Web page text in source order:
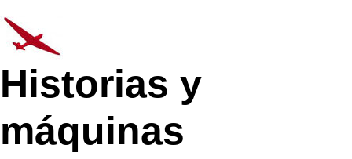
al
contenido
Historias y
máquinas